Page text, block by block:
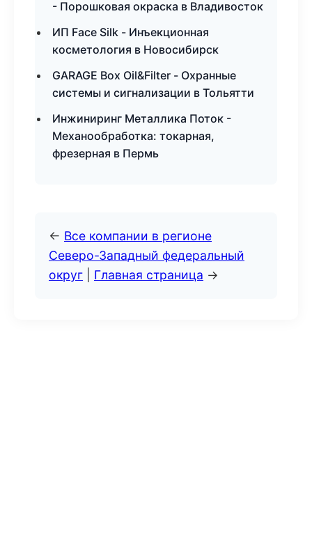
- Порошковая окраска в Владивосток
ИП Face Silk - Инъекционная
косметология в Новосибирск
GARAGE Box Oil&Filter - Охранные
системы и сигнализации в Тольятти
Инжиниринг Металлика Поток -
Механообработка: токарная,
фрезерная в Пермь
← Все компании в регионе
Северо-Западный федеральный
округ
Главная страница →